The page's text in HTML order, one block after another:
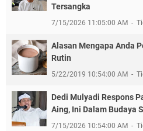
Tersangka
7/15/2026 11:05:00 AM
Alasan Mengapa Anda
Rutin
5/22/2019 10:54:00 AM
Dedi Mulyadi Respons
Aing, Ini Dalam Budaya
7/15/2026 10:54:00 AM